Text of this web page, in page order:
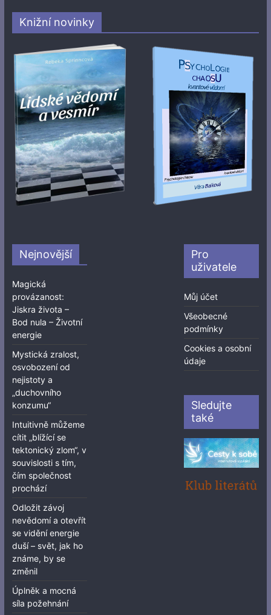
Knižní novinky
Nejnovější
Magická
provázanost:
Jiskra života –
Bod nula – Životní
energie
Mystická zralost,
osvobození od
nejistoty a
„duchovního
konzumu“
Intuitivně můžeme
cítit „blížící se
tektonický zlom“, v
souvislosti s tím,
čím společnost
prochází
Odložit závoj
nevědomí a otevřít
se vidění energie
duší – svět, jak ho
známe, by se
změnil
Úplněk a mocná
síla požehnání
Pro
uživatele
Můj účet
Všeobecné
podmínky
Cookies a osobní
údaje
Sledujte
také